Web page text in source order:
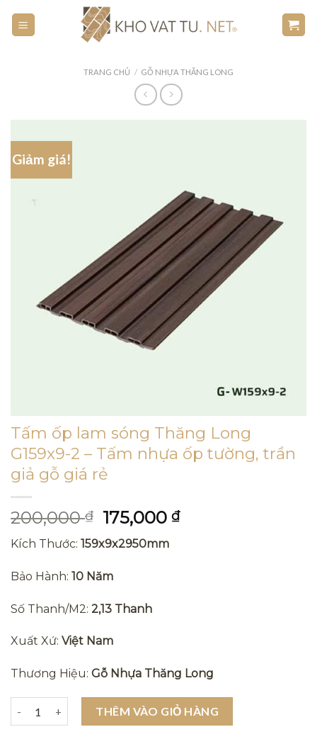
TRANG CHỦ / GỖ NHỰA THĂNG LONG
Giảm giá!
Tấm ốp lam sóng Thăng Long
G159x9-2 – Tấm nhựa ốp tường, trần
giả gỗ giá rẻ
200,000₫
Giá
gốc
là:
200,000 ₫.
175,000₫Giá
Kích Thước: 159x9x2950mm
Bảo Hành: 10 Năm
Số Thanh/M2: 2,13 Thanh
Xuất Xứ: Việt Nam
Thương Hiệu: Gỗ Nhựa Thăng Long
Tấm ốp lam sóng Thăng Long G159x9-2 - Tấm nhựa ốp tường,
THÊM VÀO GIỎ HÀNG